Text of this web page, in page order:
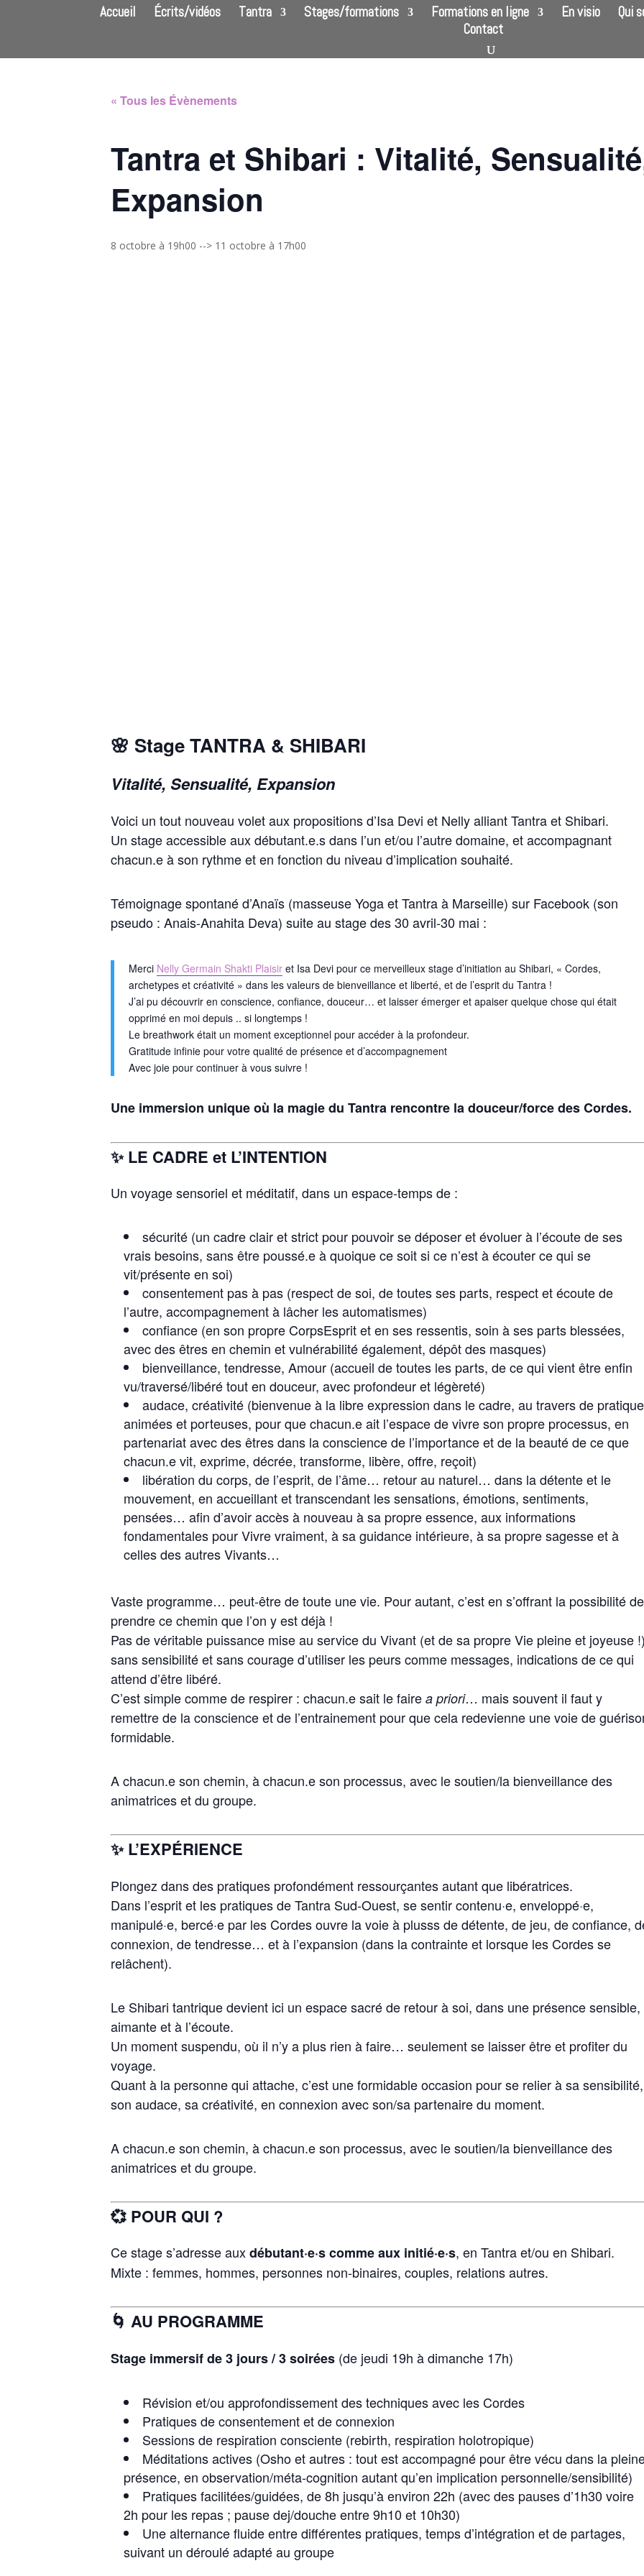
Accueil Écrits/vidéos Tantra Stages/formations Formations en ligne En visio
Qui
Contact
« Tous les Évènements
Tantra et Shibari : Vitalité,
Expansion
8 octobre à 19h00 --> 11 octobre à 17h00
🌸 Stage TANTRA & SHIBARI
Vitalité, Sensualité, Expansion
Voici un tout nouveau volet aux propositions d’Isa Devi et Nelly alliant Tantra et Shibari.
Un stage accessible aux débutant.e.s dans l’un et/ou l’autre domaine, et accompagnant
chacun.e à son rythme et en fonction du niveau d’implication souhaité.
Témoignage spontané d’Anaïs (masseuse Yoga et Tantra à Marseille) sur Facebook (son
pseudo : Anais-Anahita Deva)suite au stage des 30 avril-30 mai :
Merci Nelly Germain Shakti Plaisir et Isa Devi pour ce merveilleux stage d’initiation au Shibari, « Cordes,
archetypes et créativité » dans les valeurs de bienveillance et liberté, et de l’esprit du Tantra !
J’ai pu découvrir en conscience, confiance, douceur… et laisser émerger et apaiser quelque chose qui était
opprimé en moi depuis .. si longtemps !
Le breathwork était un moment exceptionnel pour accéder à la profondeur.
Gratitude infinie pour votre qualité de présence et d’accompagnement
Avec joie pour continuer à vous suivre !
Une immersion unique où la magie du Tantra rencontre la douceur/force des Cordes.
✨ LE CADRE et L’INTENTION
Un voyage sensoriel et méditatif, dans un espace-temps de :
sécurité (un cadre clair et strict pour pouvoir se déposer et évoluer à l’écoute de ses
vrais besoins, sans être poussé.e à quoique ce soit si ce n’est à écouter ce qui se
vit/présente en soi)
consentement pas à pas (respect de soi, de toutes ses parts, respect et écoute de
l’autre, accompagnement à lâcher les automatismes)
confiance (en son propre CorpsEsprit et en ses ressentis, soin à ses parts blessées,
avec des êtres en chemin et vulnérabilité également, dépôt des masques)
bienveillance, tendresse, Amour (accueil de toutes les parts, de ce qui vient être enfin
vu/traversé/libéré tout en douceur, avec profondeur et légèreté)
audace, créativité (bienvenue à la libre expression dans le cadre, au travers de
animées et porteuses, pour que chacun.e ait l’espace de vivre son propre processus, en
partenariat avec des êtres dans la conscience de l’importance et de la beauté de ce que
chacun.e vit, exprime, décrée, transforme, libère, offre, reçoit)
libération du corps, de l’esprit, de l’âme… retour au naturel… dans la détente et le
mouvement, en accueillant et transcendant les sensations, émotions, sentiments,
pensées… afin d’avoir accès à nouveau à sa propre essence, aux informations
fondamentales pour Vivre vraiment, à sa guidance intérieure, à sa propre sagesse et à
celles des autres Vivants…
Vaste programme… peut-être de toute une vie. Pour autant, c’est en s’offrant la possibilité de
prendre ce chemin que l’on y est déjà !
Pas de véritable puissance mise au service du Vivant (et de sa propre Vie pleine et joyeuse
sans sensibilité et sans courage d’utiliser les peurs comme messages, indications de ce qui
attend d’être libéré.
C’est simple comme de respirer : chacun.e sait le fairea priori… mais souvent il faut y
remettre de la conscience et de l’entrainement pour que cela redevienne une voie de
formidable.
A chacun.e son chemin, à chacun.e son processus, avec le soutien/la bienveillance des
animatrices et du groupe.
✨ L’EXPÉRIENCE
Plongez dans des pratiques profondément ressourçantes autant que libératrices.
Dans l’esprit et les pratiques de Tantra Sud-Ouest, se sentir contenu·e, enveloppé·e,
manipulé·e, bercé·e par les Cordes ouvre la voie à plusss de détente, de jeu, de confiance,
connexion, de tendresse… et à l’expansion (dans la contrainte et lorsque les Cordes se
relâchent).
Le Shibari tantrique devient ici un espace sacré de retour à soi, dans une présence sensible,
aimante et à l’écoute.
Un moment suspendu, où il n’y a plus rien à faire… seulement se laisser être et profiter du
voyage.
Quant à la personne qui attache, c’est une formidable occasion pour se relier à sa sensibilité,
son audace, sa créativité, en connexion avec son/sa partenaire du moment.
A chacun.e son chemin, à chacun.e son processus, avec le soutien/la bienveillance des
animatrices et du groupe.
💞 POUR QUI ?
Ce stage s’adresse auxdébutant·e·s comme aux initié·e·s, en Tantra et/ou en Shibari.
Mixte : femmes, hommes, personnes non-binaires, couples, relations autres.
🌀 AU PROGRAMME
Stage immersif de 3 jours / 3 soirées (de jeudi 19h à dimanche 17h)
Révision et/ou approfondissement des techniques avec les Cordes
Pratiques de consentement et de connexion
Sessions de respiration consciente (rebirth, respiration holotropique)
Méditations actives (Osho et autres : tout est accompagné pour être vécu dans la
présence, en observation/méta-cognition autant qu’en implication personnelle/sensibilité)
Pratiques facilitées/guidées, de 8h jusqu’à environ 22h (avec des pauses d’1h30 voire
2h pour les repas ; pause dej/douche entre 9h10 et 10h30)
Une alternance fluide entre différentes pratiques, temps d’intégration et de partages,
suivant un déroulé adapté au groupe